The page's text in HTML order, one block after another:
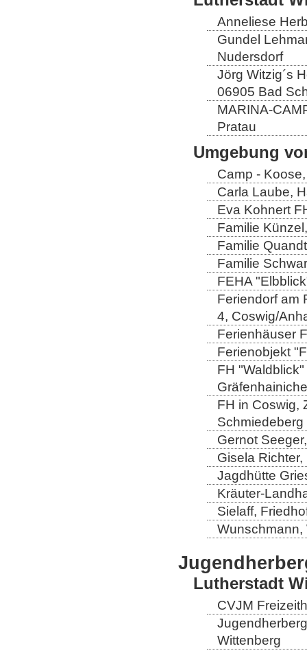
Anneliese
Gundel
Nudersdorf
Jörg Witzig´s
06905 Bad
MARINA-
Pratau
Umgebung
Camp -
Carla Laube,
Eva Kohnert
Familie
Familie
Familie
FEHA
Feriendorf am
4, Coswig/
Ferienhäuser
Ferienobjekt
FH
FH in Coswig,
Schmiedeberg
Gernot
Gisela
Jagdhütte
Kräuter-
Sielaff,
Wunschmann,
Lutherstadt
CVJM
Wittenberg